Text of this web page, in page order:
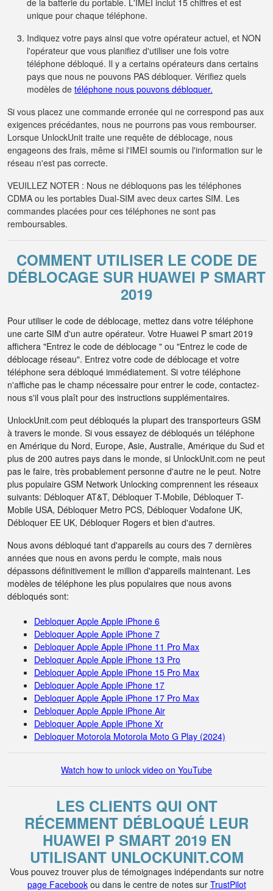
de la batterie du portable. L'IMEI inclut 15 chiffres et est
unique pour chaque téléphone.
Indiquez votre pays ainsi que votre opérateur actuel, et NON
l'opérateur que vous planifiez d'utiliser une fois votre
téléphone débloqué. Il y a certains opérateurs dans certains
pays que nous ne pouvons PAS débloquer. Vérifiez quels
modèles de téléphone nous pouvons débloquer.
Si vous placez une commande erronée qui ne correspond pas aux
exigences précédantes, nous ne pourrons pas vous rembourser.
Lorsque UnlockUnit traite une requête de déblocage, nous
engageons des frais, même si l'IMEI soumis ou l'information sur le
réseau n'est pas correcte.
VEUILLEZ NOTER : Nous ne débloquons pas les téléphones
CDMA ou les portables Dual-SIM avec deux cartes SIM. Les
commandes placées pour ces téléphones ne sont pas
remboursables.
COMMENT UTILISER LE CODE DE
DÉBLOCAGE SUR HUAWEI P SMART
2019
Pour utiliser le code de déblocage, mettez dans votre téléphone
une carte SIM d'un autre opérateur. Votre Huawei P smart 2019
affichera "Entrez le code de déblocage " ou "Entrez le code de
déblocage réseau". Entrez votre code de déblocage et votre
téléphone sera débloqué immédiatement. Si votre téléphone
n'affiche pas le champ nécessaire pour entrer le code, contactez-
nous s'il vous plaît pour des instructions supplémentaires.
UnlockUnit.com peut débloqués la plupart des transporteurs GSM
à travers le monde. Si vous essayez de débloqués un téléphone
en Amérique du Nord, Europe, Asie, Australie, Amérique du Sud et
plus de 200 autres pays dans le monde, si UnlockUnit.com ne peut
pas le faire, très probablement personne d'autre ne le peut. Notre
plus populaire GSM Network Unlocking comprennent les réseaux
suivants: Débloquer AT&T, Débloquer T-Mobile, Débloquer T-
Mobile USA, Débloquer Metro PCS, Débloquer Vodafone UK,
Débloquer EE UK, Débloquer Rogers et bien d'autres.
Nous avons débloqué tant d'appareils au cours des 7 dernières
années que nous en avons perdu le compte, mais nous
dépassons définitivement le million d'appareils maintenant. Les
modèles de téléphone les plus populaires que nous avons
débloqués sont:
Debloquer Apple Apple iPhone 6
Debloquer Apple Apple iPhone 7
Debloquer Apple Apple iPhone 11 Pro Max
Debloquer Apple Apple iPhone 13 Pro
Debloquer Apple Apple iPhone 15 Pro Max
Debloquer Apple Apple iPhone 17
Debloquer Apple Apple iPhone 17 Pro Max
Debloquer Apple Apple iPhone Air
Debloquer Apple Apple iPhone Xr
Debloquer Motorola Motorola Moto G Play (2024)
Watch how to unlock video on YouTube
LES CLIENTS QUI ONT
RÉCEMMENT DÉBLOQUÉ LEUR
HUAWEI P SMART 2019 EN
UTILISANT UNLOCKUNIT.COM
Vous pouvez trouver plus de témoignages indépendants sur notre
page Facebookou dans le centre de notes sur TrustPilot